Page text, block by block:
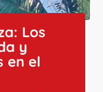
Los
y
en el